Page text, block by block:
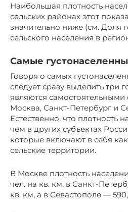
Наибольшая плотность
сельских районах этот
значительно ниже (см. Доля
сельского населения в
Самые
Говоря о самых
следует сразу выделить три
являются
Москва, Санкт-Петербург и
Естественно, что плотность
чем в других субъектах
которые включают в себя
сельские территории.
В Москве плотность
чел. на кв. км, в Санкт-
кв. км, а в Севастополе —